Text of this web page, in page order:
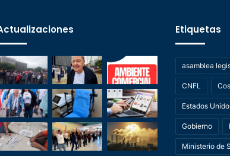
Etiquetas
asamblea
CNFL
Estados
Gobierno
Ministerio de